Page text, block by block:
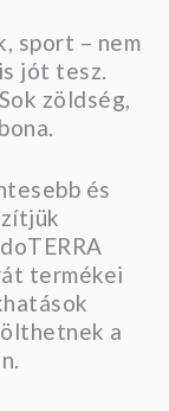
sport – nem
jót tesz.
zöldség,
és
termékei
a